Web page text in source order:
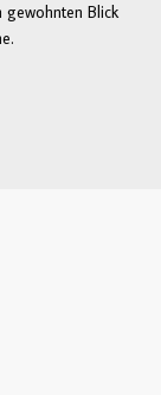
gewohnten Blick